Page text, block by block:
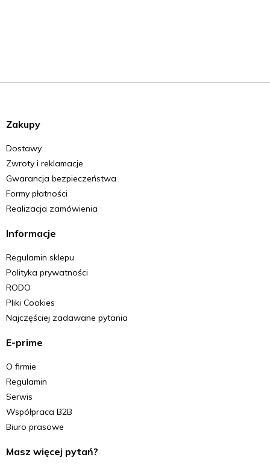
Zakupy
Dostawy
Zwroty i reklamacje
Gwarancja bezpieczeństwa
Formy płatności
Realizacja zamówienia
Informacje
Regulamin sklepu
Polityka prywatności
RODO
Pliki Cookies
Najczęściej zadawane pytania
E-prime
O firmie
Regulamin
Serwis
Współpraca B2B
Biuro prasowe
Masz więcej pytań?